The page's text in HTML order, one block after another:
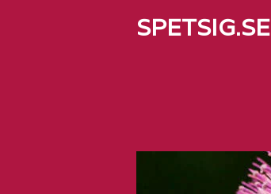
SPETSIG.SE